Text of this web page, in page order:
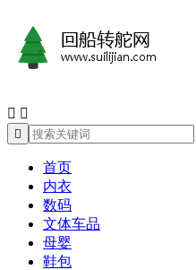
 

首页
内衣
数码
文体车品
母婴
鞋包